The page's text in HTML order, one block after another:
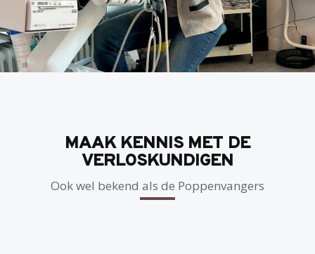
MAAK KENNIS MET DE
VERLOSKUNDIGEN
Ook wel bekend als de Poppenvangers